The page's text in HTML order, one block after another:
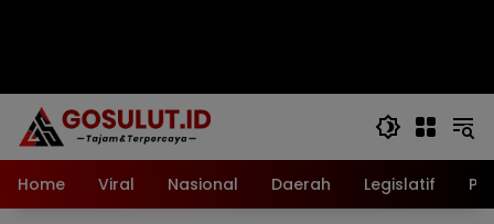
Home Viral Nasional Daerah Legislatif